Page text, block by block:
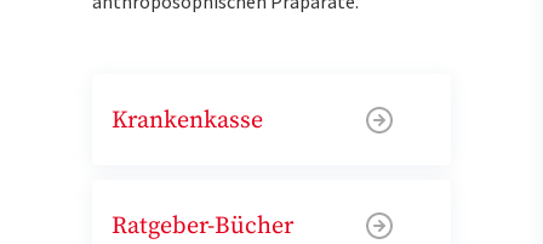
Krankenkasse
Ratgeber-Bücher